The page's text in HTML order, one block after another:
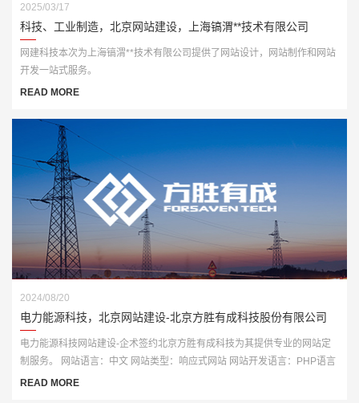
2025/03/17
科技、工业制造，北京网站建设，上海镐渭**技术有限公司
网建科技本次为上海镐渭**技术有限公司提供了网站设计，网站制作和网站
开发一站式服务。
READ MORE
2024/08/20
电力能源科技，北京网站建设-北京方胜有成科技股份有限公司
电力能源科技网站建设-企术签约北京方胜有成科技为其提供专业的网站定
制服务。 网站语言：中文 网站类型：响应式网站 网站开发语言：PHP语言
开发
READ MORE